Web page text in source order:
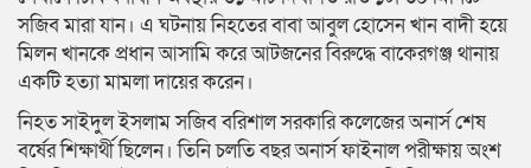
সজিব মারা যান। এ ঘটনায় নিহতের বাবা আবুল হোসেন খান বাদী হয়ে
মিলন খানকে প্রধান আসামি করে আটজনের বিরুদ্ধে বাকেরগঞ্জ থানায়
একটি হত্যা মামলা দায়ের করেন।
নিহত সাইদুল ইসলাম সজিব বরিশাল সরকারি কলেজের অনার্স শেষ
বর্ষের শিক্ষার্থী ছিলেন। তিনি চলতি বছর অনার্স ফাইনাল পরীক্ষায় অংশ